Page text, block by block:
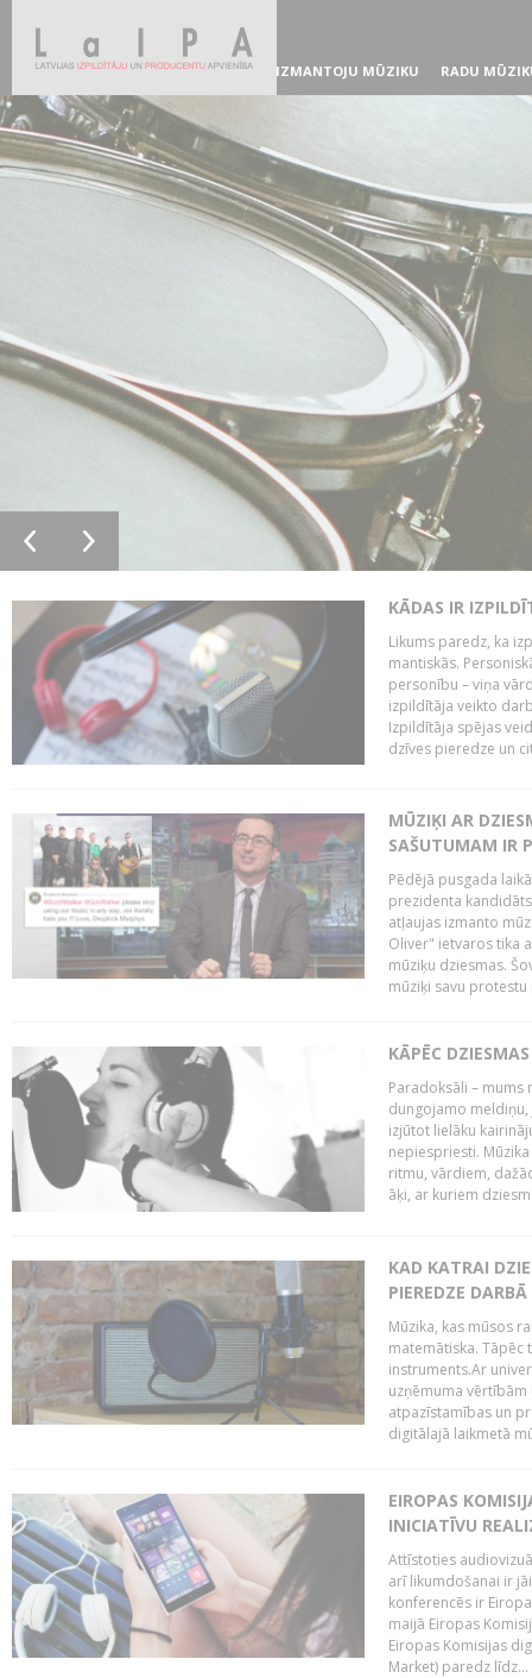
IZMANTOJU MŪZIKU RADU
KĀDAS IR
Likums paredz, ka
mantiskās.
personību – viņa
izpildītāja veikto
Izpildītāja spējas
dzīves pieredze un
MŪZIĶI AR
SAŠUTUMAM IR
Pēdējā pusgada
prezidenta
atļaujas izmanto
Oliver" ietvaros tika
mūziķu dziesmas.
mūziķi savu
KĀPĒC
Paradoksāli – mums
dungojamo
izjūtot lielāku
nepiespriesti.
ritmu, vārdiem,
āķi, ar kuriem
KAD KATRAI
PIEREDZE
Mūzika, kas mūsos
matemātiska. Tāpēc
instruments.Ar
uzņēmuma
atpazīstamības un
digitālajā laikmetā
EIROPAS
INICIATĪVU
Attīstoties
arī likumdošanai ir
konferencēs ir
maijā Eiropas
Eiropas Komisijas
Market) paredz līdz...